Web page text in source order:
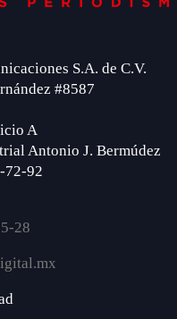
S.A. de C.V.
#8587
A
Antonio J. Bermúdez
72-92
28